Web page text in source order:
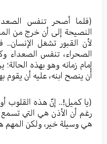
(فلما أصحر تنفس
النصيحة إلى أن خرج من
لأن القبور تشغل
الصحراء، تنفس الصعداء
إمام زمانه وهو بهذه الحالة؛
أن ينصح ابنه، عليه أن يقوم
(يا كميل!.. إنّ هذه القلوب
رغم أن الأذن هي التي
هي وسيلة خير، ولكن المهم